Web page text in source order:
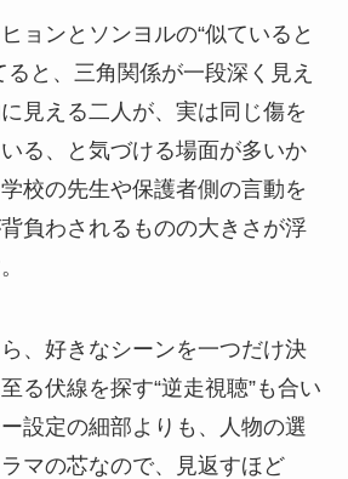
ョンとソンヨルの“似ていると
ると、三角関係が一段深く見え
見える二人が、実は同じ傷を
る、と気づける場面が多いか
校の先生や保護者側の言動を
負わされるものの大きさが浮
、好きなシーンを一つだけ決
る伏線を探す“逆走視聴”も合い
設定の細部よりも、人物の選
マの芯なので、見返すほど